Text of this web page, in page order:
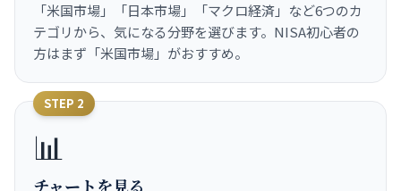
「米国市場」「日本市場」「マクロ経済」など6つのカ
テゴリから、気になる分野を選びます。NISA初心者の
方はまず「米国市場」がおすすめ。
STEP 2
📊
チャートを見る